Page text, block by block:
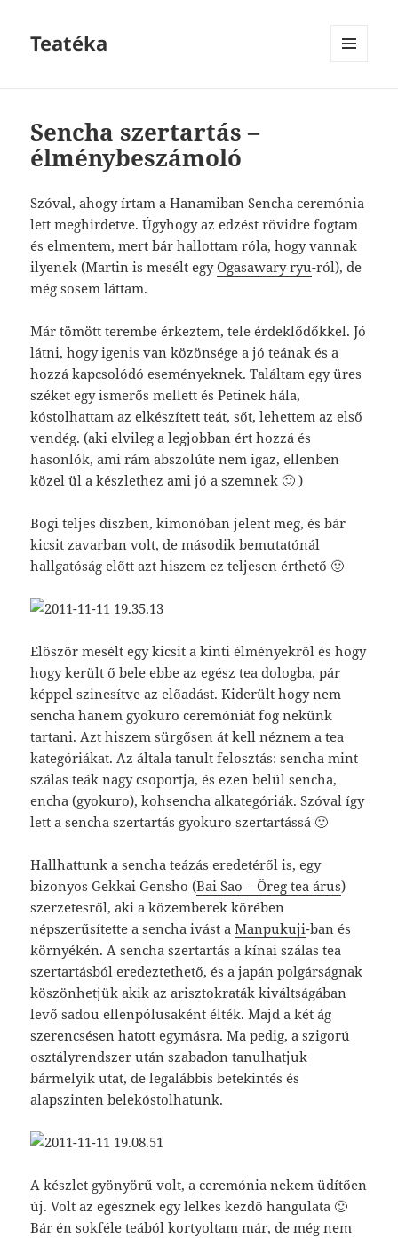
Teatéka
Sencha szertartás –
élménybeszámoló
Szóval, ahogy írtam a Hanamiban Sencha ceremónia
lett meghirdetve. Úgyhogy az edzést rövidre fogtam
és elmentem, mert bár hallottam róla, hogy vannak
ilyenek (Martin is mesélt egyOgasawary ryu-ról), de
még sosem láttam.
Már tömött terembe érkeztem, tele érdeklődőkkel. Jó
látni, hogy igenis van közönsége a jó teának és a
hozzá kapcsolódó eseményeknek. Találtam egy üres
széket egy ismerős mellett és Petinek hála,
kóstolhattam az elkészített teát, sőt, lehettem az első
vendég. (aki elvileg a legjobban ért hozzá és
hasonlók, ami rám abszolúte nem igaz, ellenben
közel ül a készlethez ami jó a szemnek 🙂 )
Bogi teljes díszben, kimonóban jelent meg, és bár
kicsit zavarban volt, de második bemutatónál
hallgatóság előtt azt hiszem ez teljesen érthető 🙂
Először mesélt egy kicsit a kinti élményekről és hogy
hogy került ő bele ebbe az egész tea dologba, pár
képpel szinesítve az előadást. Kiderült hogy nem
sencha hanem gyokuro ceremóniát fog nekünk
tartani. Azt hiszem sürgősen át kell néznem a tea
kategóriákat. Az általa tanult felosztás: sencha mint
szálas teák nagy csoportja, és ezen belül sencha,
encha (gyokuro), kohsencha alkategóriák. Szóval így
lett a sencha szertartás gyokuro szertartássá 🙂
Hallhattunk a sencha teázás eredetéről is, egy
bizonyos Gekkai Gensho (Bai Sao – Öreg tea árus)
szerzetesről, aki a közemberek körében
népszerűsítette a sencha ivást aManpukuji-ban és
környékén. A sencha szertartás a kínai szálas tea
szertartásból eredeztethető, és a japán polgárságnak
köszönhetjük akik az arisztokraták kiváltságában
levő sadou ellenpólusaként élték. Majd a két ág
szerencsésen hatott egymásra. Ma pedig, a szigorú
osztályrendszer után szabadon tanulhatjuk
bármelyik utat, de legalábbis betekintés és
alapszinten belekóstolhatunk.
A készlet gyönyörű volt, a ceremónia nekem üdítően
új. Volt az egésznek egy lelkes kezdő hangulata 🙂
Bár én sokféle teából kortyoltam már, de még nem